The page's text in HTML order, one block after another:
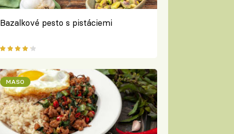
Bazalkové pesto s pistáciemi
MASO